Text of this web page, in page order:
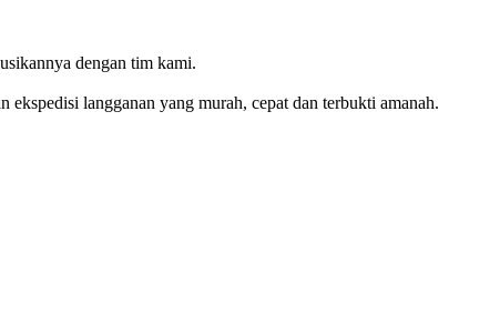
dengan tim kami.
langganan yang murah, cepat dan terbukti amanah.